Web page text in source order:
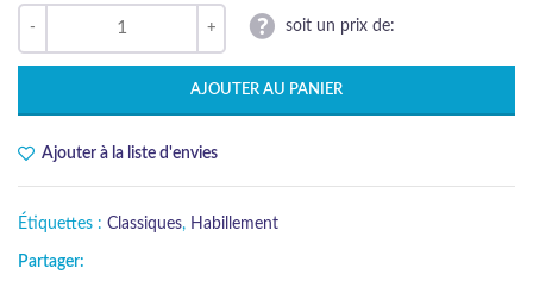
soit un prix de:
AJOUTER AU PANIER
Ajouter à la liste d'envies
Étiquettes : Classiques, Habillement
Partager: